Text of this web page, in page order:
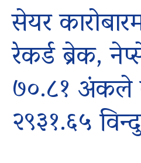
सेयर
रेकर्ड ब्रेक,
७०.८१ अंकले
२९३१.६५